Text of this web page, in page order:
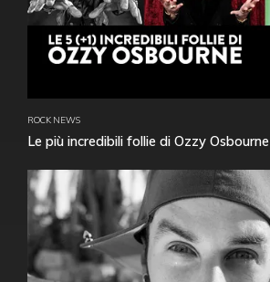
ROCK NEWS
Le più incredibili follie di Ozzy Osbourne